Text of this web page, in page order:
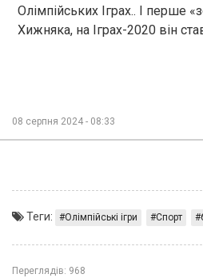
Олімпійських Іграх.. І перше
Хижняка, на Іграх-2020 він
08 серпня 2024 - 08:33
Теги: Олімпійські ігри Спорт
Переглядів: 968